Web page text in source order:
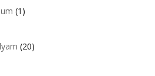
(1)
(20)